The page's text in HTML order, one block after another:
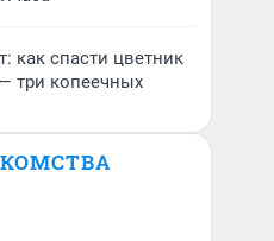
как спасти цветник
три копеечных